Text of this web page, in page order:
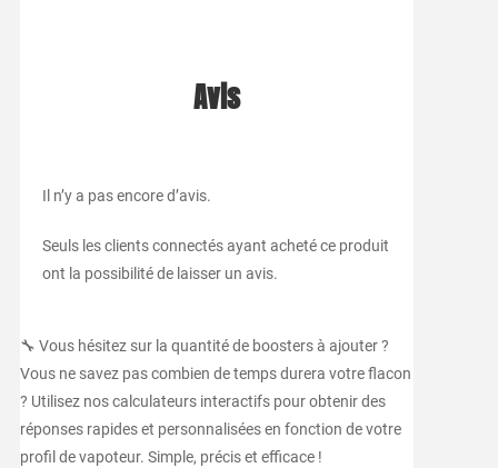
Avis
Il n’y a pas encore d’avis.
Seuls les clients connectés ayant acheté ce produit
ont la possibilité de laisser un avis.
🔧 Vous hésitez sur la quantité de boosters à ajouter ?
Vous ne savez pas combien de temps durera votre flacon
? Utilisez nos calculateurs interactifs pour obtenir des
réponses rapides et personnalisées en fonction de votre
profil de vapoteur. Simple, précis et efficace !